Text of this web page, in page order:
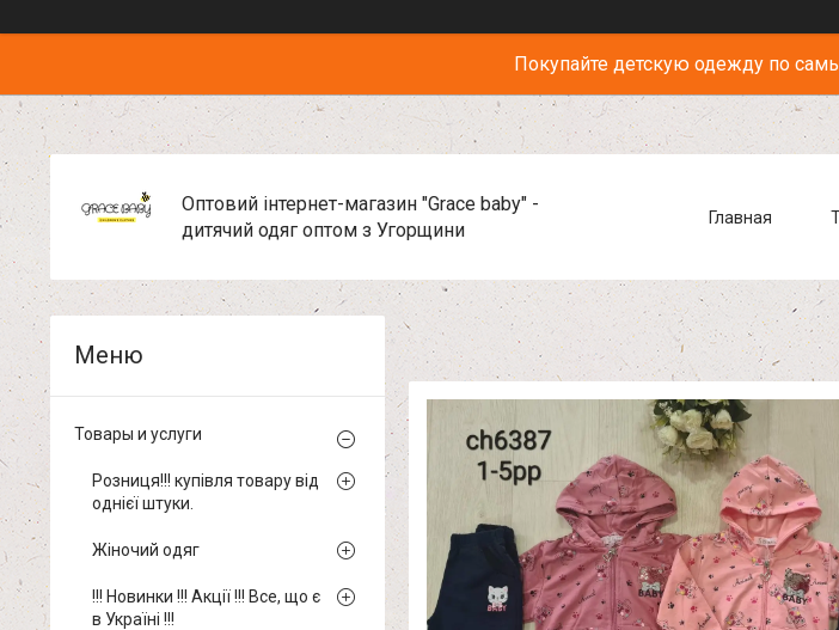
Покупайте детскую одежду по
Оптовий інтернет-магазин "Grace baby" -
дитячий одяг оптом з Угорщини
Главная
Товары и услуги
Розниця!!! купівля товару від
однієї штуки.
Жіночий одяг
!!! Новинки !!! Акції !!! Все, що є
в Україні !!!